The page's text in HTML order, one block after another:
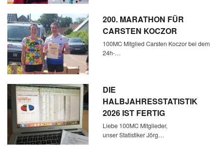
200. MARATHON FÜR
CARSTEN KOCZOR
100MC Mitglied Carsten Koczor bei dem
24h-…
DIE
HALBJAHRESSTATISTIK
2026 IST FERTIG
Liebe 100MC Mitglieder,
unser Statistiker Jörg…